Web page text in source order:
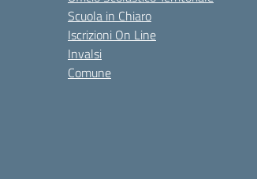
Scuola in Chiaro
Iscrizioni On Line
Invalsi
Comune